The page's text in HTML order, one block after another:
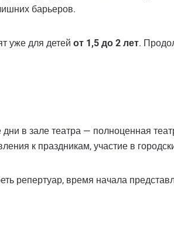
барьеров.
уже для детей от 1,5 до 2 лет.
в зале театра — полноценная
к праздникам, участие в
репертуар, время начала